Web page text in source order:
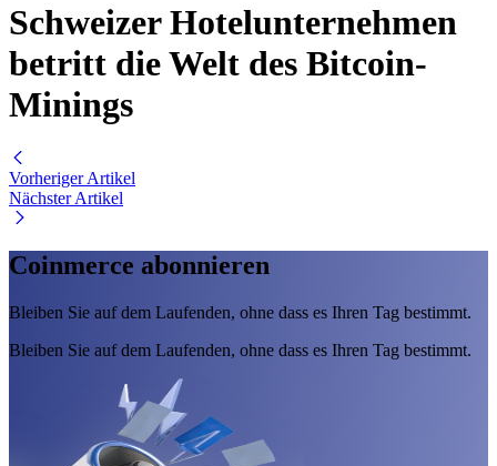
Schweizer Hotelunternehmen
betritt die Welt des Bitcoin-
Minings
Vorheriger Artikel
Nächster Artikel
Coinmerce abonnieren
Bleiben Sie auf dem Laufenden, ohne dass es Ihren Tag bestimmt.
Bleiben Sie auf dem Laufenden, ohne dass es Ihren Tag bestimmt.